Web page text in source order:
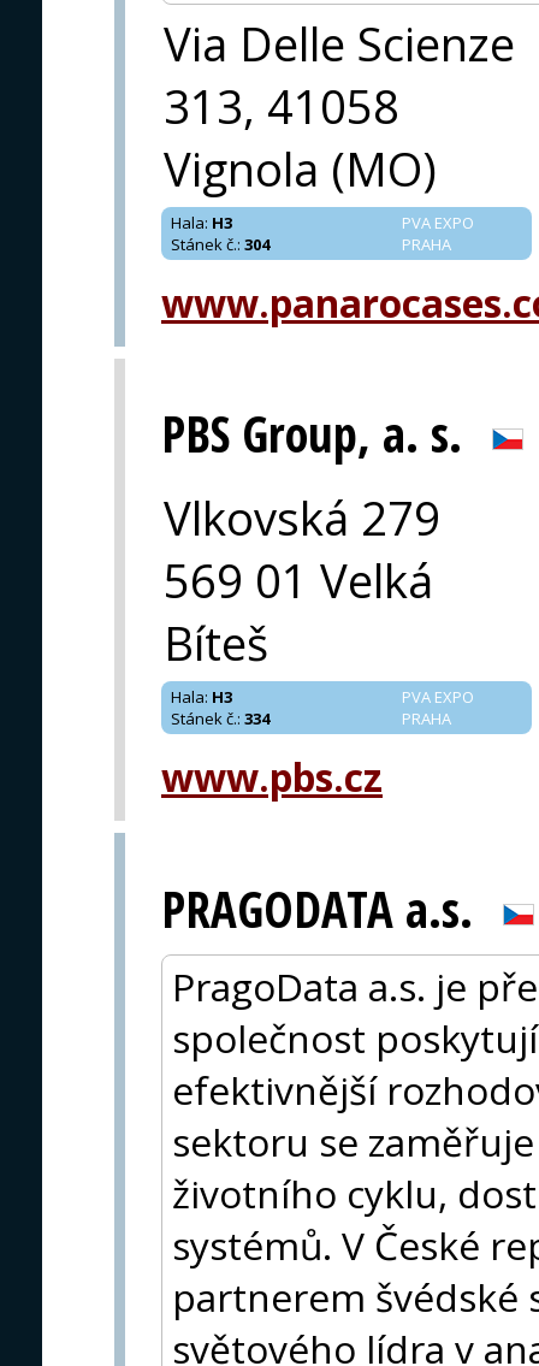
Via Delle Scienze
313, 41058
Vignola (MO)
PVA EXPO
PRAHA
Hala: H3
Stánek č.: 304
PBS Group, a. s.
Vlkovská 279
569 01 Velká
Bíteš
PVA EXPO
PRAHA
Hala: H3
Stánek č.: 334
www.pbs.cz
PRAGODATA a.s.
PragoData a.s. je
společnost
efektivnější
sektoru se
životního cyklu,
systémů. V České
partnerem švédské
světového lídra v